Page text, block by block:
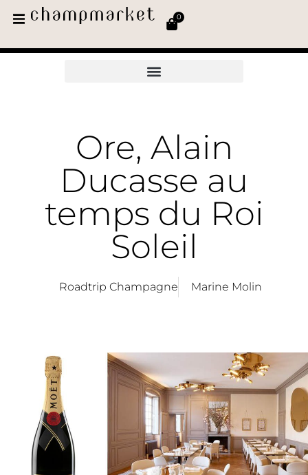
0
Ore, Alain
Ducasse au
temps du Roi
Soleil
Roadtrip Champagne Marine Molin